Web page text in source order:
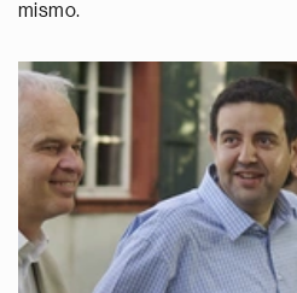
mismo.